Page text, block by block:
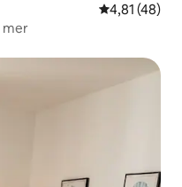
Évaluation
4,81 (48)
mer
appréciés